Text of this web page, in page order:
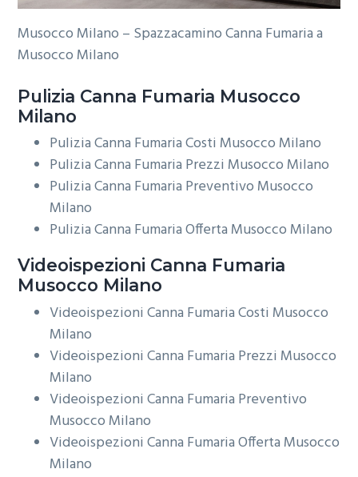
Musocco Milano – Spazzacamino Canna Fumaria a
Musocco Milano
Pulizia Canna Fumaria Musocco
Milano
Pulizia Canna Fumaria Costi Musocco Milano
Pulizia Canna Fumaria Prezzi Musocco Milano
Pulizia Canna Fumaria Preventivo Musocco
Milano
Pulizia Canna Fumaria Offerta Musocco Milano
Videoispezioni Canna Fumaria
Musocco Milano
Videoispezioni Canna Fumaria Costi Musocco
Milano
Videoispezioni Canna Fumaria Prezzi Musocco
Milano
Videoispezioni Canna Fumaria Preventivo
Musocco Milano
Videoispezioni Canna Fumaria Offerta Musocco
Milano